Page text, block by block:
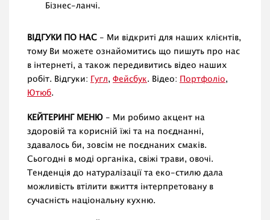
Бізнес-ланчі.
ВІДГУКИ ПО НАС - Ми відкриті для наших клієнтів,
тому Ви можете ознайомитись що пишуть про нас
в інтернеті, а також передивитись відео наших
робіт. Відгуки: Гугл, Фейсбук. Відео: Портфоліо,
Ютюб.
КЕЙТЕРИНГ МЕНЮ - Ми робимо акцент на
здоровій та корисній їжі та на поєднанні,
здавалось би, зовсім не поєднаних смаків.
Сьогодні в моді органіка, свіжі трави, овочі.
Тенденція до натуралізації та еко-стилю дала
можливість втілити вжиття інтерпретовану в
сучасність національну кухню.